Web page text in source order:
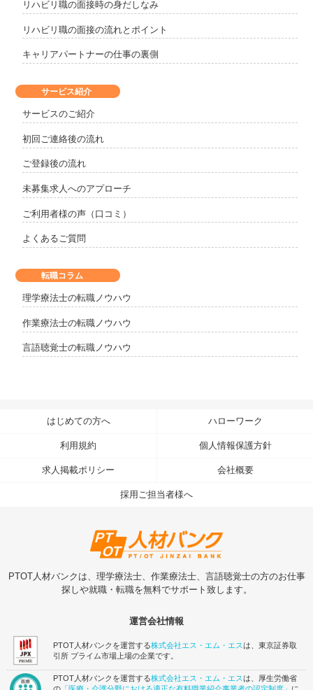
サービス紹介
サービスのご紹介
初回ご連絡後の流れ
ご登録後の流れ
未募集求人へのアプローチ
ご利用者様の声（口コミ）
よくあるご質問
リハビリ職の面接時の身だしなみ
リハビリ職の面接の流れとポイント
キャリアパートナーの仕事の裏側
転職コラム
理学療法士の転職ノウハウ
作業療法士の転職ノウハウ
言語聴覚士の転職ノウハウ
はじめての方へ ハローワーク
利用規約 個人情報保護方針
求人掲載ポリシー 会社概要
採用ご担当者様へ
PTOT人材バンクは、理学療法士、作業療法士、言語聴覚士の方のお仕事
探しや就職・転職を無料でサポート致します。
運営会社情報
PTOT人材バンクを運営する株式会社エス・エム・エスは、東京証券取
引所 プライム市場上場の企業です。
PTOT人材バンクを運営する株式会社エス・エム・エスは、厚生労働省